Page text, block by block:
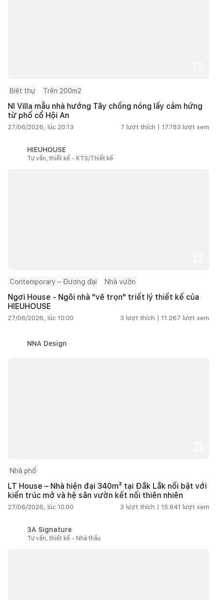
Biệt thự Trên 200m2
NI Villa mẫu nhà hướng Tây chống nóng lấy cảm hứng
từ phố cổ Hội An
27/06/2026, lúc 20:13 7 lượt thích | 17.783 lượt xem
HIEUHOUSE
Tư vấn, thiết kế - KTS/Thiết kế
Contemporary – Đương đại Nhà vườn
Ngơi House - Ngôi nhà "vẽ trọn" triết lý thiết kế của
HIEUHOUSE
27/06/2026, lúc 10:00 3 lượt thích | 11.267 lượt xem
NNA Design
Nhà phố
LT House – Nhà hiện đại 340m² tại Đắk Lắk nổi bật với
kiến trúc mở và hệ sân vườn kết nối thiên nhiên
27/06/2026, lúc 10:00 3 lượt thích | 15.841 lượt xem
3A Signature
Tư vấn, thiết kế - Nhà thầu